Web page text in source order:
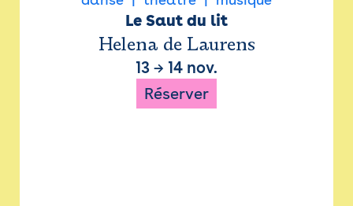
Le Saut du lit
Helena de Laurens
13 → 14 nov.
Réserver